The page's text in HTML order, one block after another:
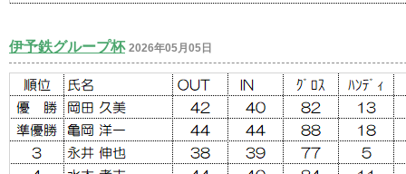
伊予鉄グループ杯 2026年05月05日